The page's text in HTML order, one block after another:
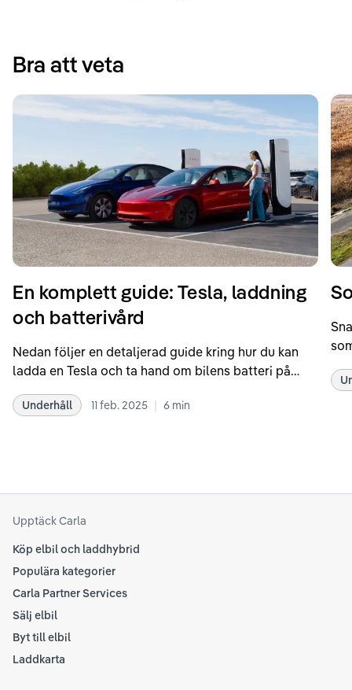
Bra att veta
En komplett guide: Tesla, laddning
och batterivård
Nedan följer en detaljerad guide kring hur du kan
ladda en Tesla och ta hand om bilens batteri på
rekommendationer samt våra egna erfarenheter
Underhåll 11 feb. 2025 | 6 min
att
Upptäck Carla
Köp elbil och laddhybrid
Populära kategorier
Carla Partner Services
Sälj elbil
Byt till elbil
Laddkarta